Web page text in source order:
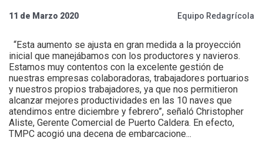
11 de Marzo 2020 Equipo Redagrícola
“Esta aumento se ajusta en gran medida a la proyección
inicial que manejábamos con los productores y navieros.
Estamos muy contentos con la excelente gestión de
nuestras empresas colaboradoras, trabajadores portuarios
y nuestros propios trabajadores, ya que nos permitieron
alcanzar mejores productividades en las 10 naves que
atendimos entre diciembre y febrero”, señaló Christopher
Aliste, Gerente Comercial de Puerto Caldera. En efecto,
TMPC acogió una decena de embarcacione...